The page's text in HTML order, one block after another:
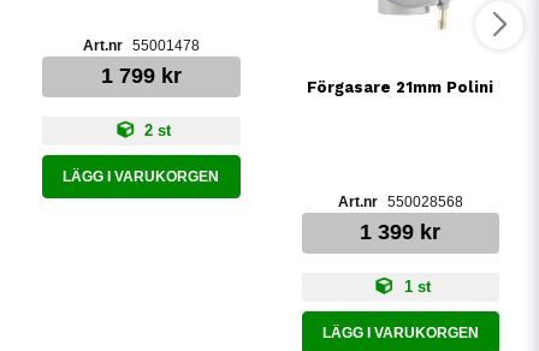
55001478
1 799 kr
2 st
LÄGG I VARUKORGEN
Förgasare 21mm Polini
550028568
1 399 kr
1 st
LÄGG I VARUKORGEN